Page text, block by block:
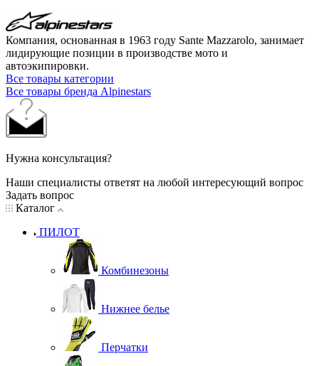
Компания, основанная в 1963 году Sante Mazzarolo, занимает
лидирующие позиции в производстве мото и
автоэкипировки.
Все товары категории
Все товары бренда Alpinestars
Нужна консультация?
Наши специалисты ответят на любой интересующий вопрос
Задать вопрос
Каталог
ПИЛОТ
Комбинезоны
Нижнее белье
Перчатки